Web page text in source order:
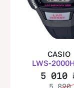
CASIO
LWS-
5 010